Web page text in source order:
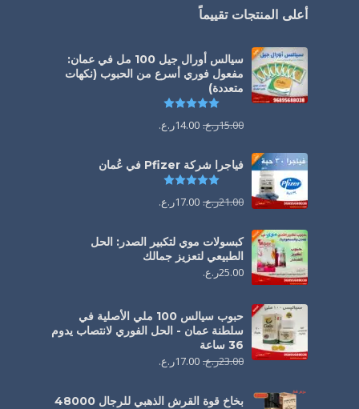
أعلى المنتجات تقييماً
سيالس أورال جيل 100 مل في عمان:
مفعول فوري أسرع من الحبوب (نكهات
متعددة)
15.00ر.ع. 14.00ر.ع.
فياجرا شركة Pfizer في عُمان
21.00ر.ع. 17.00ر.ع.
كبسولات موي لتكبير الصدر: الحل
الطبيعي لتعزيز جمالك
25.00ر.ع.
حبوب سيالس 100 ملي الأصلية في
سلطنة عمان - الحل الفوري لانتصاب يدوم
36 ساعة
23.00ر.ع. 17.00ر.ع.
بخاخ قوة القرش الذهبي للرجال 48000